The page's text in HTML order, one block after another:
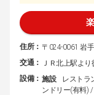
住所： 〒024-0061 岩
交通：
ＪＲ北上駅よ
設備： 施設
レストラ
ンドリー(有料)